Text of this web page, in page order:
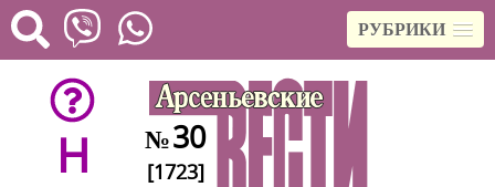
РУБРИКИ
H №30
[1723]